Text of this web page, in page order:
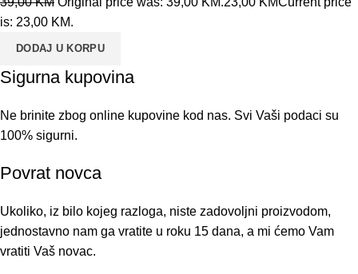
is: 23,00 KM.
DODAJ U KORPU
Sigurna kupovina
Ne brinite zbog online kupovine kod nas. Svi Vaši podaci su
100% sigurni.
Povrat novca
Ukoliko, iz bilo kojeg razloga, niste zadovoljni proizvodom,
jednostavno nam ga vratite u roku 15 dana, a mi ćemo Vam
vratiti Vaš novac.